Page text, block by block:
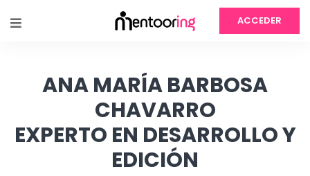
ACCEDER
ANA MARÍA BARBOSA
CHAVARRO
EXPERTO EN DESARROLLO Y
EDICIÓN